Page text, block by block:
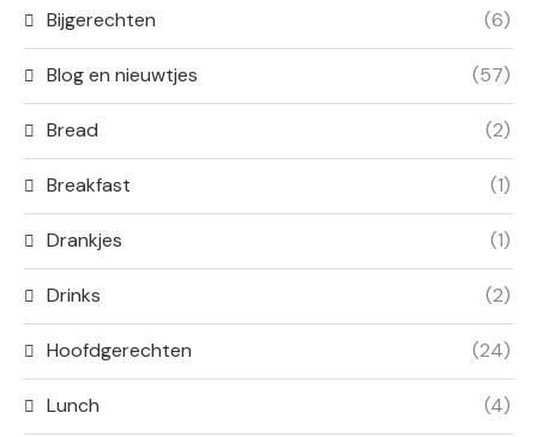
Bijgerechten (6)
Blog en nieuwtjes (57)
Bread (2)
Breakfast (1)
Drankjes (1)
Drinks (2)
Hoofdgerechten (24)
Lunch (4)